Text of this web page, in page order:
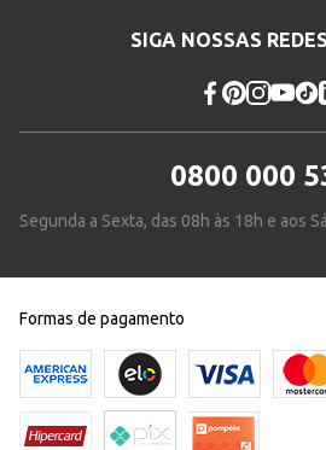
SIGA NOSSAS
0800 000
Segunda a Sexta, das 08h às 18h e aos
Formas de pagamento